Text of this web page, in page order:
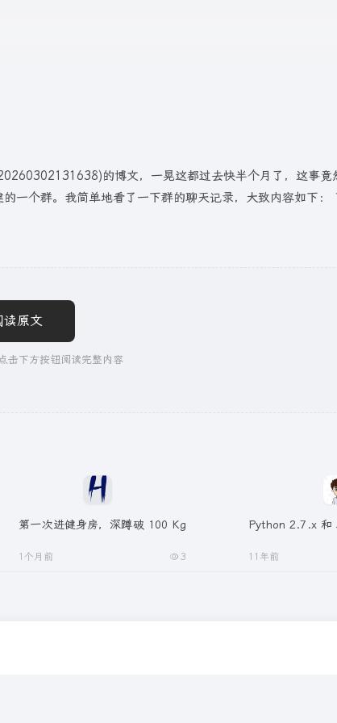
的博文，一晃这都过去快半个月了，这事竟
一个群。我简单地看了一下群的聊天记录，大致内容如下
读原文
击下方按钮阅读完整内容
第一次进健身房，深蹲破 100 Kg
1个月前 3
Python 2.7.x 和
11年前